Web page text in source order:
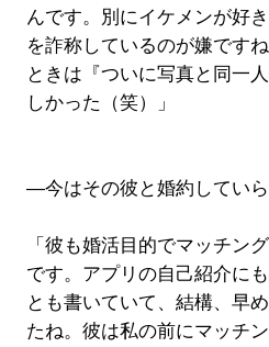
んです。別にイケメンが好
を詐称しているのが嫌です
ときは『ついに写真と同一
しかった（笑）」
―今はその彼と婚約していら
「彼も婚活目的でマッチン
です。アプリの自己紹介に
とも書いていて、結構、早
たね。彼は私の前にマッチ